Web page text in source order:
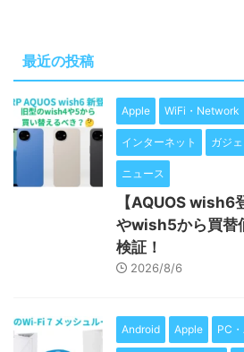
最近の投稿
Apple WiFi・Network
インターネット ガジ
ニュース
【AQUOS
やwish5から買替
検証！
2026/8/6
Android Apple PC